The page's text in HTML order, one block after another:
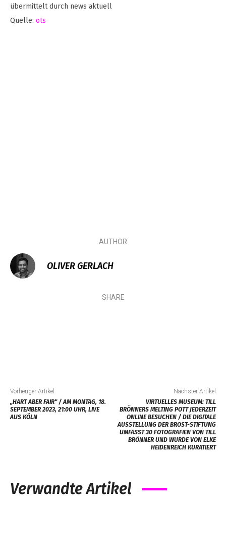
übermittelt durch news aktuell
Quelle: ots
AUTHOR
OLIVER GERLACH
SHARE
Vorheriger Artikel
„HART ABER FAIR“ / AM MONTAG, 18.
SEPTEMBER 2023, 21:00 UHR, LIVE
AUS KÖLN
Nächster Artikel
VIRTUELLES MUSEUM: TILL
BRÖNNERS MELTING POTT JEDERZEIT
ONLINE BESUCHEN / DIE DIGITALE
AUSSTELLUNG DER BROST-STIFTUNG
UMFASST 30 FOTOGRAFIEN VON TILL
BRÖNNER UND WURDE VON ELKE
HEIDENREICH KURATIERT
Verwandte Artikel